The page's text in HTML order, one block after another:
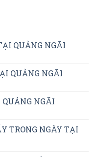
QUẢNG NGÃI
QUẢNG NGÃI
NGÃI
TRONG NGÀY TẠI